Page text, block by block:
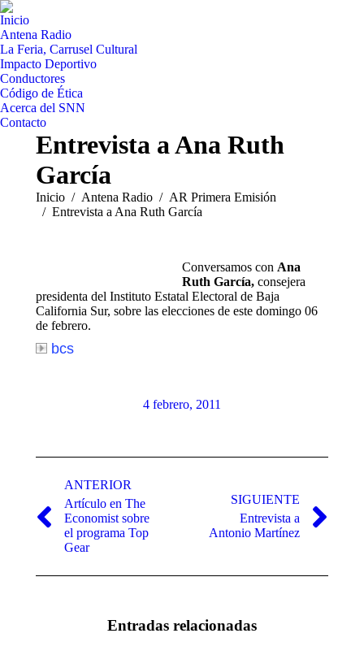
Inicio
Antena Radio
La Feria, Carrusel Cultural
Impacto Deportivo
Conductores
Código de Ética
Acerca del SNN
Contacto
Entrevista a Ana Ruth
García
Estás aquí:
Inicio Antena Radio
AR Primera Emisión
Entrevista a Ana Ruth García
Conversamos con Ana
Ruth García, consejera
presidenta del Instituto Estatal Electoral de Baja
California Sur, sobre las elecciones de este domingo 06
de febrero.
bcs
4 febrero, 2011
entre
publicaciones
ANTERIOR
Publicación
anterior:
Artículo en The
Economist sobre
el programa Top
Gear
SIGUIENTE
Publicación
siguiente:
Entrevista a
Antonio Martínez
Entradas relacionadas